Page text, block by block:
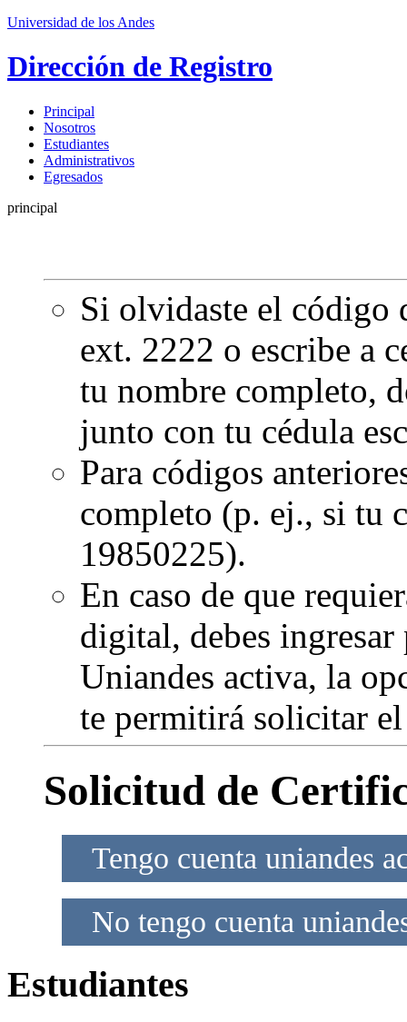
Universidad de los Andes
Dirección de Registro
Principal
Nosotros
Estudiantes
Administrativos
Egresados
principal
Si olvidaste el código
ext. 2222 o escribe a
tu nombre completo,
junto con tu cédula
Para códigos
completo (p. ej., si tu
19850225).
En caso de que
digital, debes
Uniandes activa, la
te permitirá solicitar
Solicitud de
Tengo cuenta uniandes
No tengo cuenta
Estudiantes